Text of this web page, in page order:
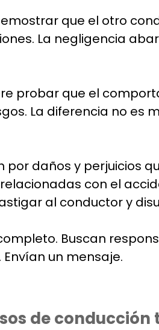
que el otro
La negligencia
probar que el
La diferencia no es
daños y perjuicios
con el
al conductor y
Buscan
un mensaje.
de